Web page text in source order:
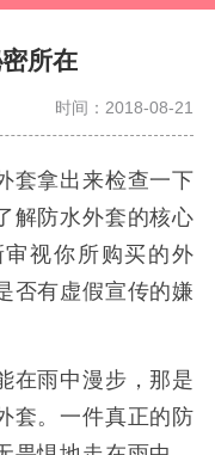
所在
时间：2018-08-21
拿出来检查一下
解防水外套的核心
视你所购买的外
否有虚假宣传的嫌
雨中漫步，那是
套。一件真正的防